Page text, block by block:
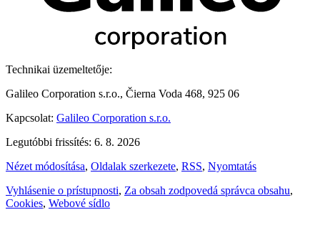
Technikai üzemeltetője:
Galileo Corporation s.r.o., Čierna Voda 468, 925 06
Kapcsolat: Galileo Corporation s.r.o.
Legutóbbi frissítés: 6. 8. 2026
Nézet módosítása, Oldalak szerkezete, RSS, Nyomtatás
Vyhlásenie o prístupnosti, Za obsah zodpovedá správca obsahu,
Cookies, Webové sídlo